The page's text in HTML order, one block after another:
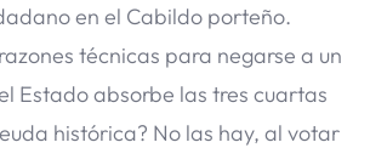
en el Cabildo porteño.
técnicas para negarse a un
Estado absorbe las tres cuartas
histórica? No las hay, al votar